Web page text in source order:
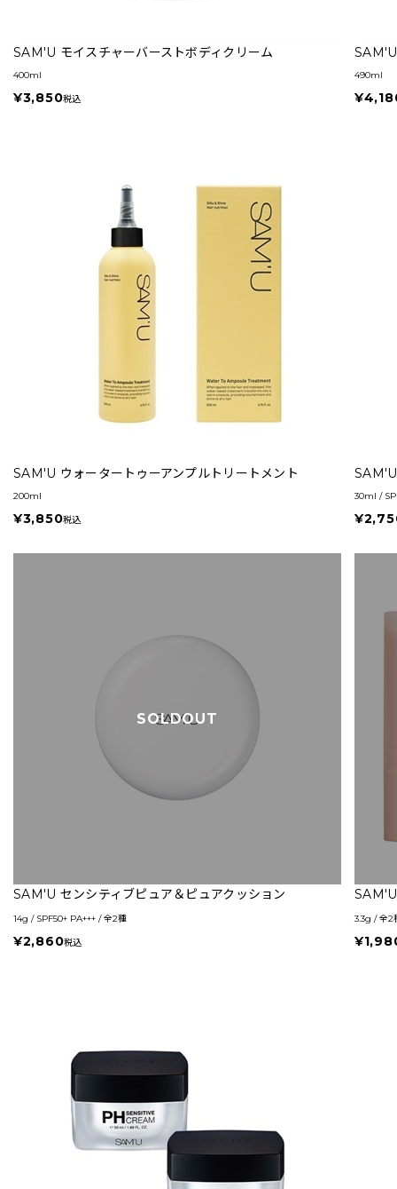
SAM'U モイスチャーバーストボディクリーム
400ml
¥3,850税込
490ml
SAM'U ウォータートゥーアンプルトリートメント
200ml
¥3,850税込
30ml /
SOLDOUT
SAM'U センシティブピュア＆ピュアクッション
14g / SPF50+ PA+++ / 全2種
¥2,860税込
3.3g / 全2